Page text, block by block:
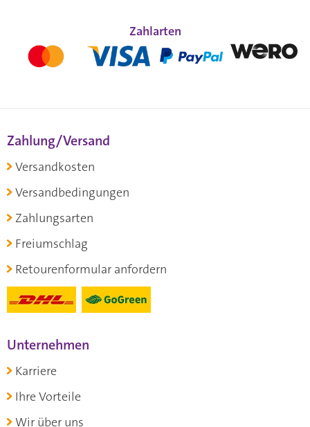
Zahlarten
Zahlung/Versand
Versandkosten
Versandbedingungen
Zahlungsarten
Freiumschlag
Retourenformular anfordern
Unternehmen
Karriere
Ihre Vorteile
Wir über uns